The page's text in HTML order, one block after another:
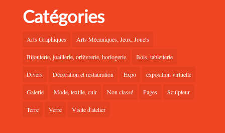
Catégories
Arts Graphiques Arts Mécaniques, Jeux, Jouets
Bijouterie, joaillerie, orfèvrerie, horlogerie Bois, tabletterie
Divers Décoration et restauration Expo exposition virtuelle
Galerie Mode, textile, cuir Non classé Pages Sculpteur
Terre Verre Visite d'atelier